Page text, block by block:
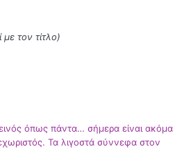
τον τίτλο)
όπως πάντα… σήμερα είναι ακόμα
Τα λιγοστά σύννεφα στον